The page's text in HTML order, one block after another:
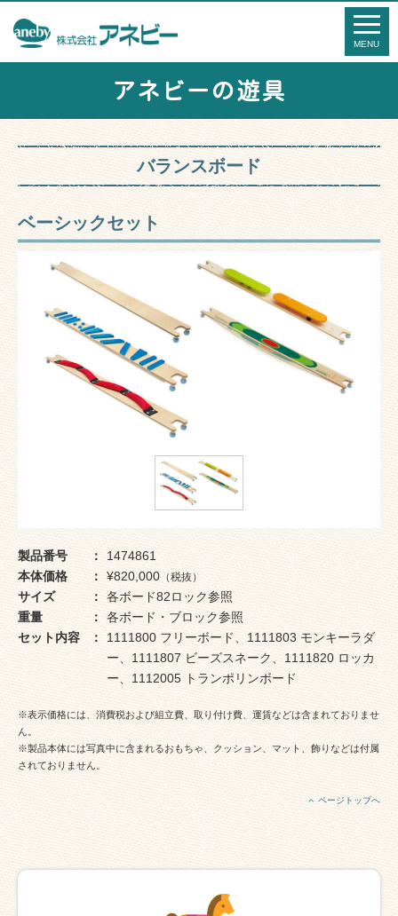
アネビーの遊具
バランスボード
ベーシックセット
製品番号
1474861
本体価格
¥820,000 （税抜）
サイズ
各ボード82ロック参照
重量
各ボード・ブロック参照
セット内容
1111800 フリーボード、1111803 モンキーラダ
ー、1111807 ビーズスネーク、1111820 ロッカ
ー、1112005 トランポリンボード
※表示価格には、消費税および組立費、取り付け費、運賃などは含まれておりませ
ん。
※製品本体には写真中に含まれるおもちゃ、クッション、マット、飾りなどは付属
されておりません。
ページトップへ